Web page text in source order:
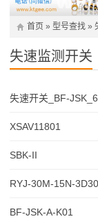
首页 » 型号查找 »
失速监测开关
失速开关_BF-
XSAV11801
SBK-II
RYJ-30M-15N-
BF-JSK-A-K01